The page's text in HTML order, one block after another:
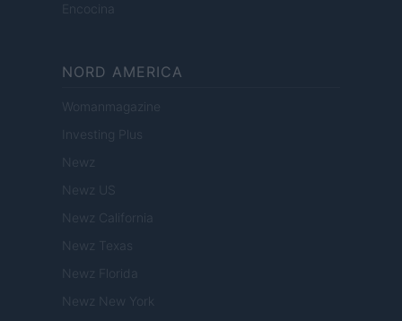
Encocina
NORD AMERICA
Womanmagazine
Investing Plus
Newz
Newz US
Newz California
Newz Texas
Newz Florida
Newz New York